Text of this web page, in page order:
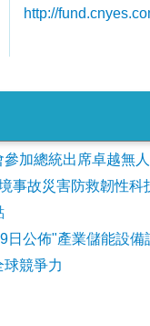
http://
加總統出席卓越無
事故災害防救韌性
日公佈"產業儲能設
競爭力